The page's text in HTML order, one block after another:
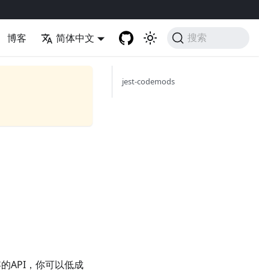
博客 简体中文 搜索
API，你可以低成
jest-codemods